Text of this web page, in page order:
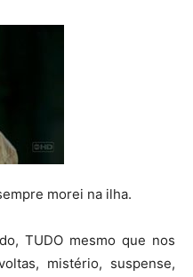
morei na ilha.
TUDO mesmo que nos
mistério, suspense,